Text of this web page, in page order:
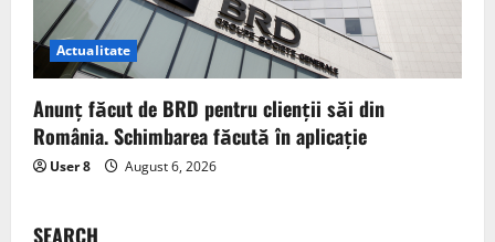
Actualitate
Anunț făcut de BRD pentru clienții săi din
România. Schimbarea făcută în aplicație
User 8 August 6, 2026
SEARCH